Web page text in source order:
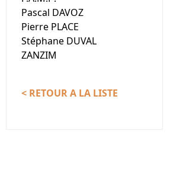
Pascal DAVOZ
Pierre PLACE
Stéphane DUVAL
ZANZIM
< RETOUR A LA LISTE